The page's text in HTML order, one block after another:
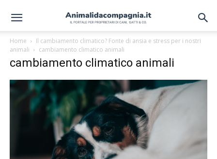
Home
Il cambiamento climatico? Fonte di ansia e stress per i nostri
animali
cambiamento climatico animali
cambiamento climatico animali